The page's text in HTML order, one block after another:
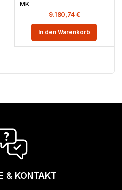
MK
9.180,74 €
In den Warenkorb
& KONTAKT